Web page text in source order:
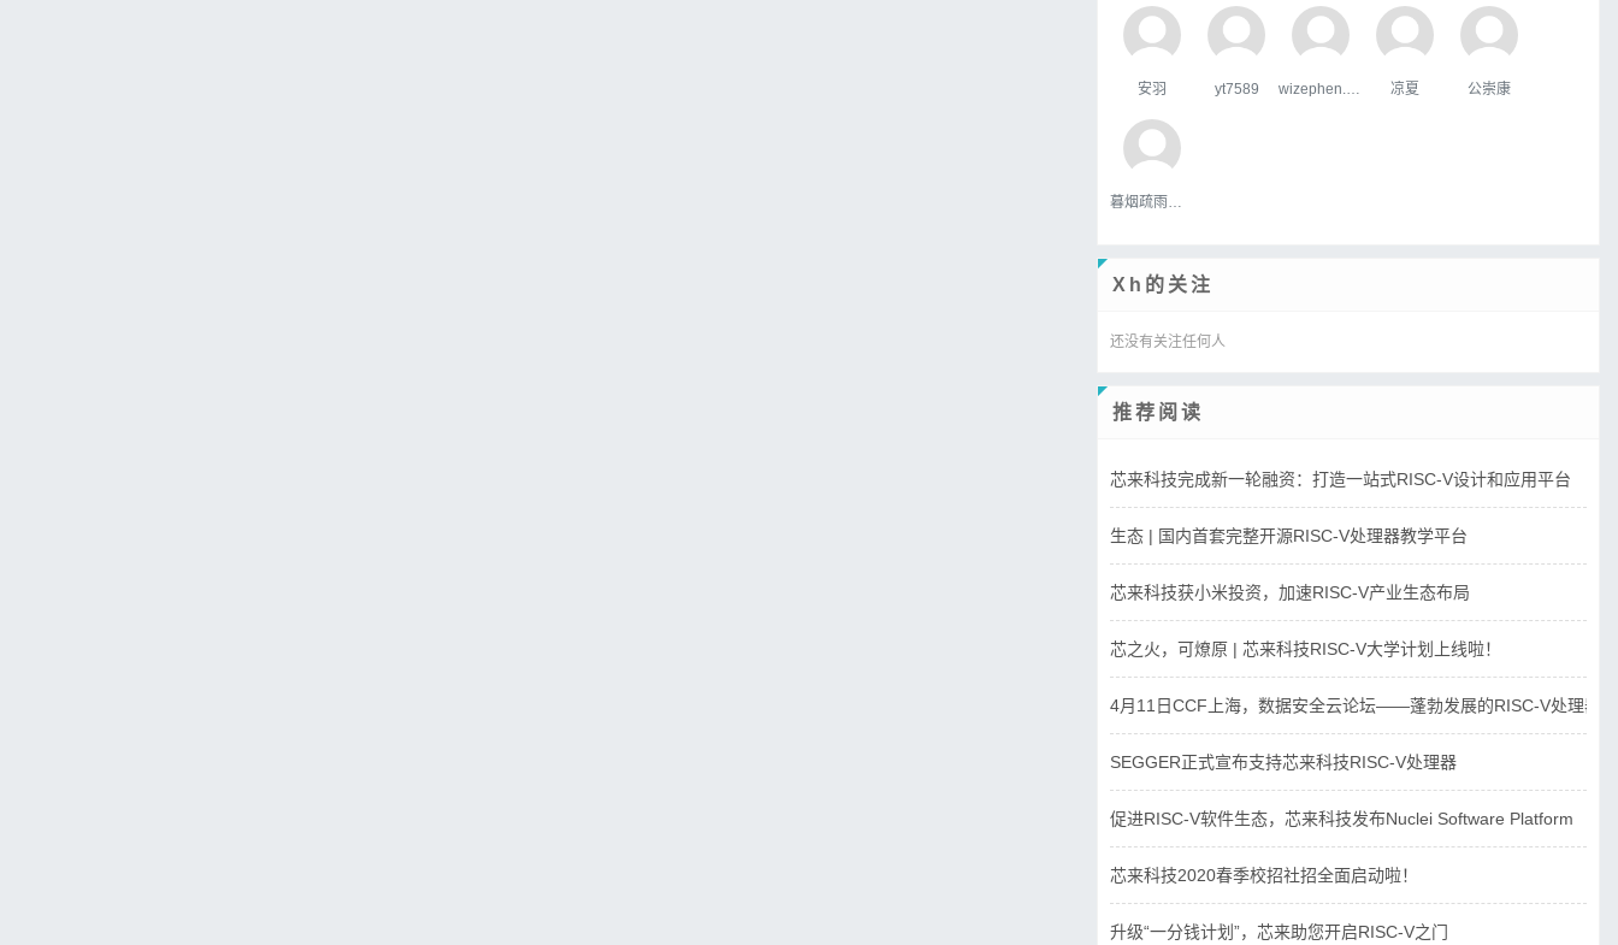
安羽 yt7589 凉夏 公崇康
Xh的关注
还没有关注任何人
推荐阅读
芯来科技完成新一轮融资：打造一站式RISC-V设计和应用平台
生态 | 国内首套完整开源RISC-V处理器教学平台
芯来科技获小米投资，加速RISC-V产业生态布局
芯之火，可燎原 | 芯来科技RISC-V大学计划上线啦！
4月11日CCF上海，数据安全云论坛——蓬勃发展的RISC-V处理器
SEGGER正式宣布支持芯来科技RISC-V处理器
促进RISC-V软件生态，芯来科技发布Nuclei Software Platform
芯来科技2020春季校招社招全面启动啦！
升级“一分钱计划”，芯来助您开启RISC-V之门